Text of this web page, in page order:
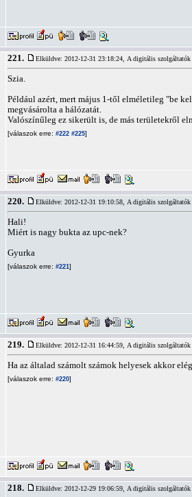
221. Elküldve: 2012-12-31 23:18:24, A digitális szolgáltatók
Szia.
Például azért, mert május 1-től elméletileg "be
megvásárolta a hálózatát.
Valószínűleg ez sikerült is, de más területekről
[válaszok erre: #222 #225]
220. Elküldve: 2012-12-31 19:10:58, A digitális szolgáltatók
Hali!
Miért is nagy bukta az upc-nek?
Gyurka
[válaszok erre: #221]
219. Elküldve: 2012-12-31 16:44:59, A digitális szolgáltatók
Ha az általad számolt számok helyesek akkor
[válaszok erre: #220]
218. Elküldve: 2012-12-29 19:06:59, A digitális szolgáltatók